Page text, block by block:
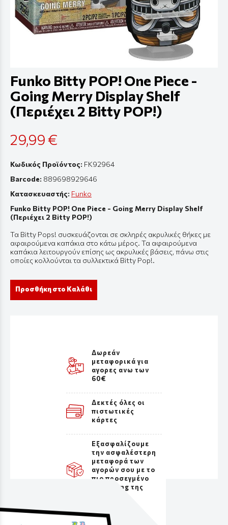
Funko Bitty POP! One Piece -
Going Merry Display Shelf
(Περιέχει 2 Bitty POP!)
29,99 €
Κωδικός Προϊόντος: FK92964
Barcode: 889698929646
Κατασκευαστής: Funko
Funko Bitty POP! One Piece - Going Merry Display Shelf
(Περιέχει 2 Bitty POP!)
Τα Bitty Pops! συσκευάζονται σε σκληρές ακρυλικές θήκες με
αφαιρούμενα καπάκια στο κάτω μέρος. Τα αφαιρούμενα
καπάκια λειτουργούν επίσης ως ακρυλικές βάσεις, πάνω στις
οποίες κολλούνται τα συλλεκτικά Bitty Pop!.
Προσθήκη στο Καλάθι
Δωρεάν
μεταφορικά για
αγορες ανω των
60€
Δεκτές όλες οι
πιστωτικές
κάρτες
Εξασφαλίζουμε
την ασφαλέστερη
μεταφορά των
αγορών σου με το
πιο προσεγμένο
packaging της